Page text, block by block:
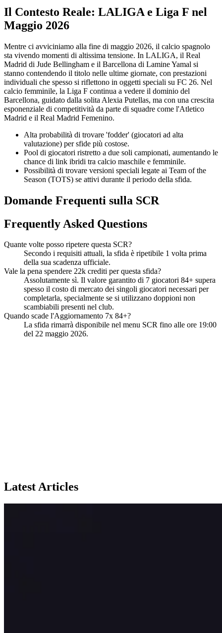
Il Contesto Reale: LALIGA e Liga F nel
Maggio 2026
Mentre ci avviciniamo alla fine di maggio 2026, il calcio spagnolo
sta vivendo momenti di altissima tensione. In LALIGA, il Real
Madrid di Jude Bellingham e il Barcellona di Lamine Yamal si
stanno contendendo il titolo nelle ultime giornate, con prestazioni
individuali che spesso si riflettono in oggetti speciali su FC 26. Nel
calcio femminile, la Liga F continua a vedere il dominio del
Barcellona, guidato dalla solita Alexia Putellas, ma con una crescita
esponenziale di competitività da parte di squadre come l'Atletico
Madrid e il Real Madrid Femenino.
Alta probabilità di trovare 'fodder' (giocatori ad alta
valutazione) per sfide più costose.
Pool di giocatori ristretto a due soli campionati, aumentando le
chance di link ibridi tra calcio maschile e femminile.
Possibilità di trovare versioni speciali legate ai Team of the
Season (TOTS) se attivi durante il periodo della sfida.
Domande Frequenti sulla SCR
Frequently Asked Questions
Quante volte posso ripetere questa SCR?
Secondo i requisiti attuali, la sfida è ripetibile 1 volta prima
della sua scadenza ufficiale.
Vale la pena spendere 22k crediti per questa sfida?
Assolutamente sì. Il valore garantito di 7 giocatori 84+ supera
spesso il costo di mercato dei singoli giocatori necessari per
completarla, specialmente se si utilizzano doppioni non
scambiabili presenti nel club.
Quando scade l'Aggiornamento 7x 84+?
La sfida rimarrà disponibile nel menu SCR fino alle ore 19:00
del 22 maggio 2026.
Latest Articles